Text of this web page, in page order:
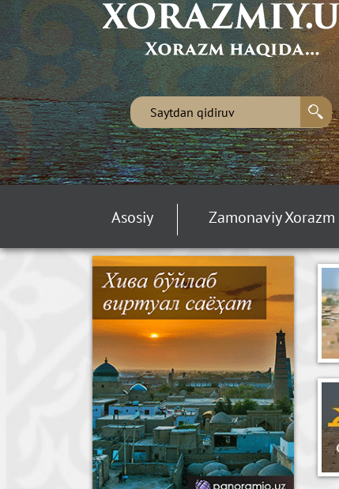
Asosiy Zamonaviy Xorazm